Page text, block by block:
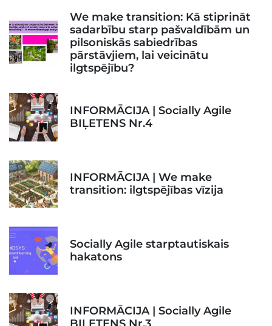
We make transition: Kā stiprināt
sadarbību starp pašvaldībām un
pilsoniskās sabiedrības
pārstāvjiem, lai veicinātu
ilgtspējību?
INFORMĀCIJA | Socially Agile
BIĻETENS Nr.4
INFORMĀCIJA | We make
transition: ilgtspējības vīzija
Socially Agile starptautiskais
hakatons
INFORMĀCIJA | Socially Agile